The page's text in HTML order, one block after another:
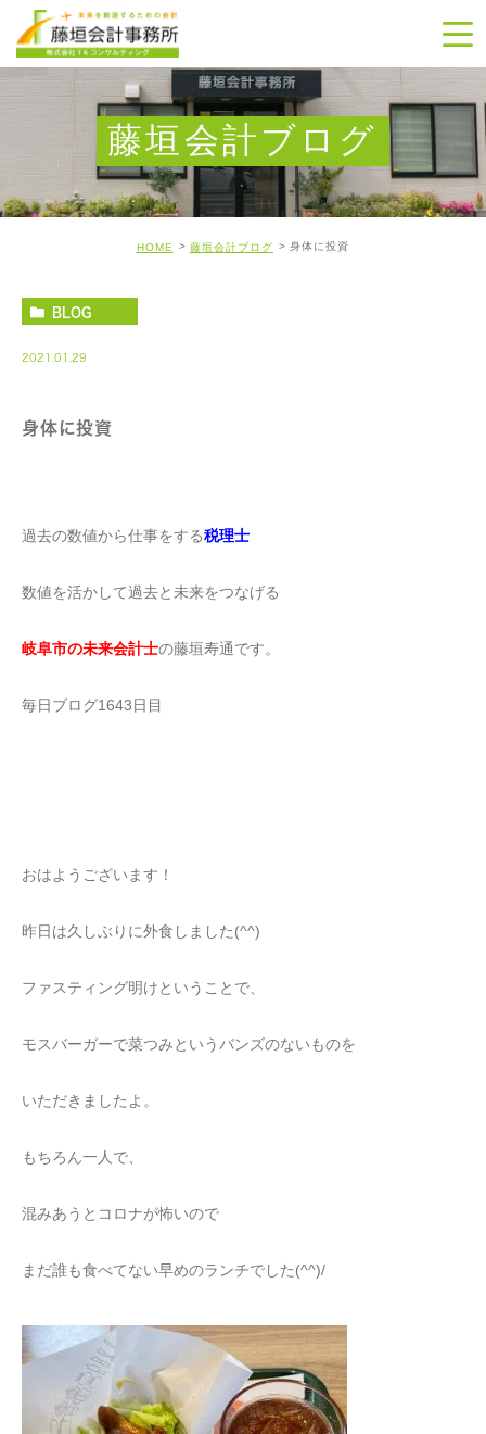
藤垣会計ブログ
HOME 藤垣会計ブログ 身体に投資
BLOG
2021.01.29
身体に投資
過去の数値から仕事をする税理士
数値を活かして過去と未来をつなげる
岐阜市の未来会計士の藤垣寿通です。
毎日ブログ1643日目
おはようございます！
昨日は久しぶりに外食しました(^^)
ファスティング明けということで、
モスバーガーで菜つみというバンズのないものを
いただきましたよ。
もちろん一人で、
混みあうとコロナが怖いので
まだ誰も食べてない早めのランチでした(^^)/